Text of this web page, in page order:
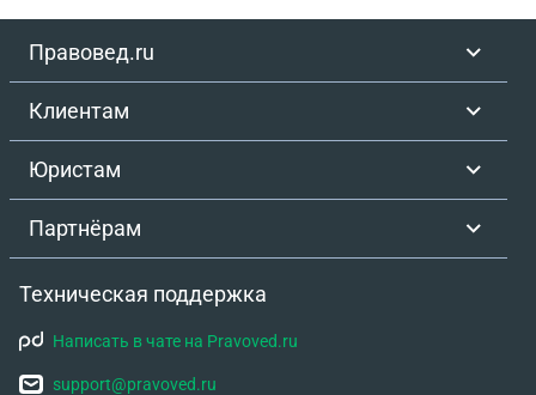
Правовед.ru
Клиентам
Юристам
Партнёрам
Техническая поддержка
Написать в чате на Pravoved.ru
support@pravoved.ru